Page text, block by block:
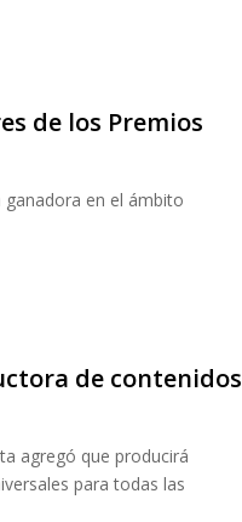
de los Premios
en el ámbito
de contenidos
agregó que producirá
para todas las